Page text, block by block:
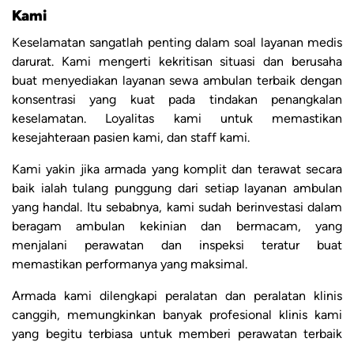
Kami
Keselamatan sangatlah penting dalam soal layanan medis
darurat. Kami mengerti kekritisan situasi dan berusaha
buat menyediakan layanan sewa ambulan terbaik dengan
konsentrasi yang kuat pada tindakan penangkalan
keselamatan. Loyalitas kami untuk memastikan
kesejahteraan pasien kami, dan staff kami.
Kami yakin jika armada yang komplit dan terawat secara
baik ialah tulang punggung dari setiap layanan ambulan
yang handal. Itu sebabnya, kami sudah berinvestasi dalam
beragam ambulan kekinian dan bermacam, yang
menjalani perawatan dan inspeksi teratur buat
memastikan performanya yang maksimal.
Armada kami dilengkapi peralatan dan peralatan klinis
canggih, memungkinkan banyak profesional klinis kami
yang begitu terbiasa untuk memberi perawatan terbaik